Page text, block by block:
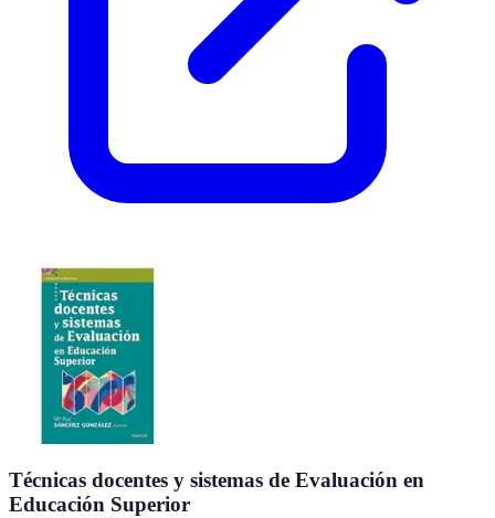
Técnicas docentes y sistemas de Evaluación en
Educación Superior